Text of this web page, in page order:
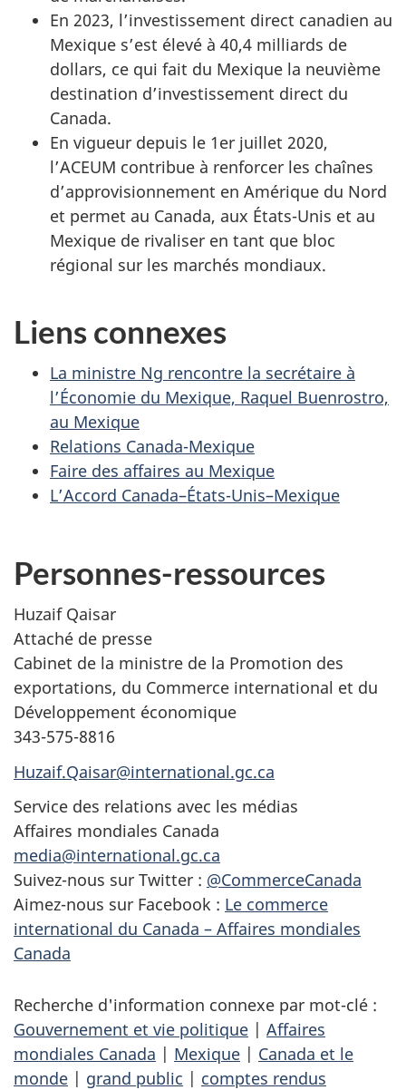
En 2023, l’investissement direct canadien au
Mexique s’est élevé à 40,4 milliards de
dollars, ce qui fait du Mexique la neuvième
destination d’investissement direct du
Canada.
En vigueur depuis le 1er juillet 2020,
l’ACEUM contribue à renforcer les chaînes
d’approvisionnement en Amérique du Nord
et permet au Canada, aux États-Unis et au
Mexique de rivaliser en tant que bloc
régional sur les marchés mondiaux.
Liens connexes
La ministre Ng rencontre la secrétaire à
l’Économie du Mexique, Raquel Buenrostro,
au Mexique
Relations Canada-Mexique
Faire des affaires au Mexique
L’Accord Canada–États-Unis–Mexique
Personnes-ressources
Huzaif Qaisar
Attaché de presse
Cabinet de la ministre de la Promotion des
exportations, du Commerce international et du
Développement économique
343-575-8816
Huzaif.Qaisar@international.gc.ca
Service des relations avec les médias
Affaires mondiales Canada
media@international.gc.ca
Suivez-nous sur Twitter : @CommerceCanada
Aimez-nous sur Facebook : Le commerce
international du Canada – Affaires mondiales
Canada
Recherche d'information connexe par mot-clé :
Gouvernement et vie politique | Affaires
mondiales Canada | Mexique | Canada et le
monde | grand public | comptes rendus